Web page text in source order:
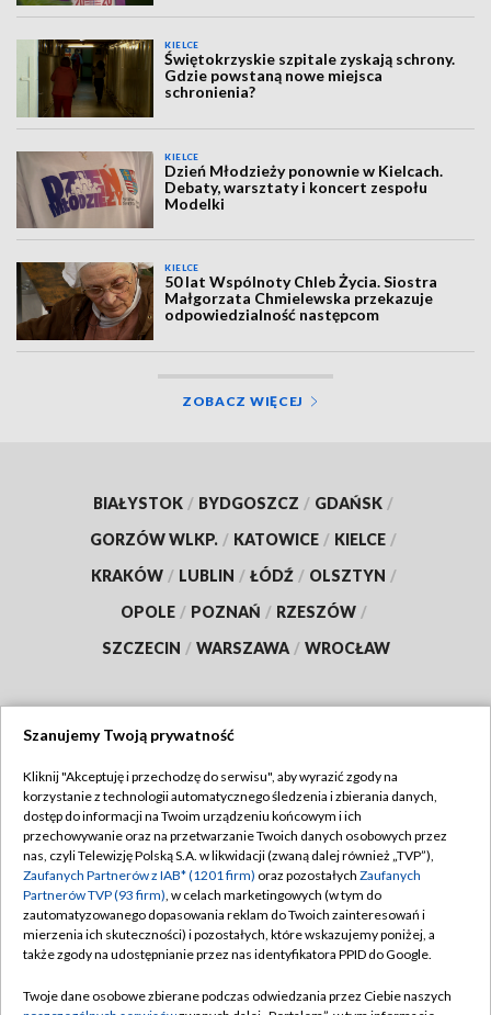
KIELCE
Świętokrzyskie szpitale zyskają schrony.
Gdzie powstaną nowe miejsca
schronienia?
KIELCE
Dzień Młodzieży ponownie w Kielcach.
Debaty, warsztaty i koncert zespołu
Modelki
KIELCE
50 lat Wspólnoty Chleb Życia. Siostra
Małgorzata Chmielewska przekazuje
odpowiedzialność następcom
ZOBACZ WIĘCEJ
BIAŁYSTOK / BYDGOSZCZ / GDAŃSK /
GORZÓW WLKP. / KATOWICE / KIELCE /
KRAKÓW / LUBLIN / ŁÓDŹ / OLSZTYN /
OPOLE / POZNAŃ / RZESZÓW /
SZCZECIN / WARSZAWA / WROCŁAW
TVP
Abonament TVP
Emisja w TVP
Centrum informacji TVP
Naziemna Telewizja Cyfrowa
Regulamin TVP
Polityka prywatności
Moje zgody
Pomoc
Szanujemy Twoją prywatność
Kliknij "Akceptuję i przechodzę do serwisu", aby wyrazić zgody na
korzystanie z technologii automatycznego śledzenia i zbierania danych,
dostęp do informacji na Twoim urządzeniu końcowym i ich
przechowywanie oraz na przetwarzanie Twoich danych osobowych przez
nas, czyli Telewizję Polską S.A. w likwidacji (zwaną dalej również „TVP”),
Zaufanych Partnerów z IAB* (1201 firm) oraz pozostałych Zaufanych
Partnerów TVP (93 firm), w celach marketingowych (w tym do
zautomatyzowanego dopasowania reklam do Twoich zainteresowań i
mierzenia ich skuteczności) i pozostałych, które wskazujemy poniżej, a
także zgody na udostępnianie przez nas identyfikatora PPID do Google.
Twoje dane osobowe zbierane podczas odwiedzania przez Ciebie naszych